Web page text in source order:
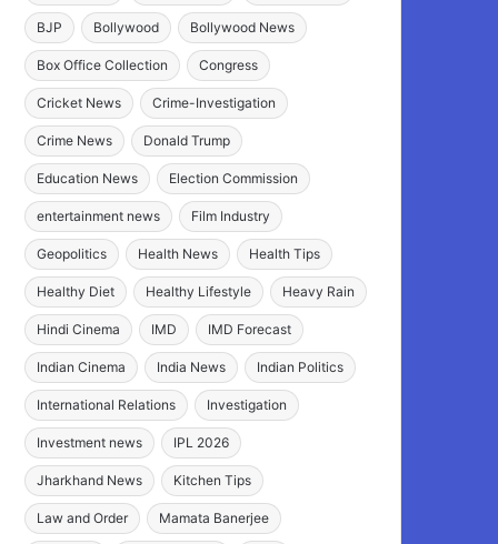
BJP Bollywood Bollywood News
Box Office Collection Congress
Cricket News Crime-Investigation
Crime News Donald Trump
Education News Election Commission
entertainment news Film Industry
Geopolitics Health News Health Tips
Healthy Diet Healthy Lifestyle Heavy Rain
Hindi Cinema IMD IMD Forecast
Indian Cinema India News Indian Politics
International Relations Investigation
Investment news IPL 2026
Jharkhand News Kitchen Tips
Law and Order Mamata Banerjee